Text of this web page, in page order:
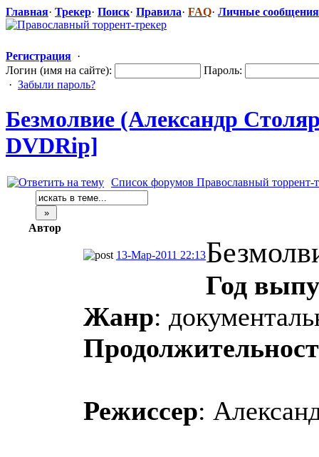
Главная· Трекер· Поиск· Правила· FAQ· Личные сообщения
Регистрация ·
Логин (имя на сайте):
Пароль:
· Забыли пароль?
Безмолвие (Александр
DVDRip]
Список форумов Православный торрент-
Автор
13-Мар-2011 22:13
Год
Жанр:
Режиссер: